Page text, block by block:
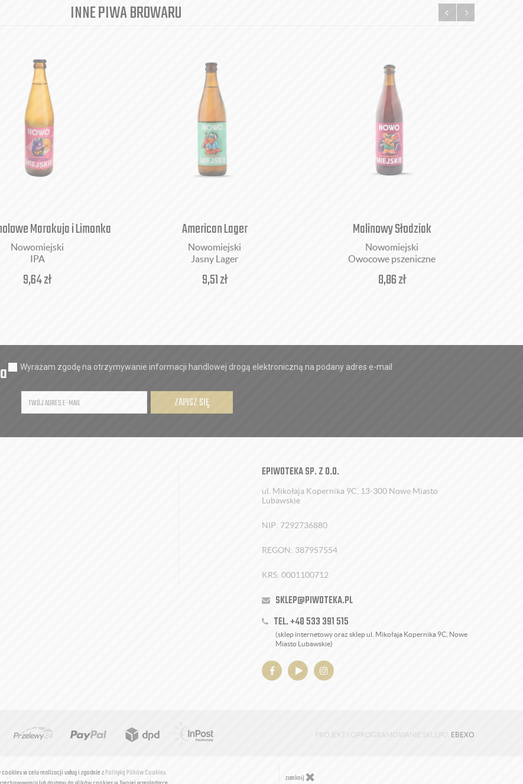
INNE PIWA BROWARU
Marakuja i Limonka
Nowomiejski
IPA
9,64zł
American Lager
Nowomiejski
Jasny Lager
9,51zł
Malinowy Słodziak
Nowomiejski
Owocowe pszeniczne
8,86zł
Wyrażam zgodę na otrzymywanie informacji handlowej drogą elektroniczną na podany adres e-mail
ZAPISZ SIĘ
EPIWOTEKA SP. Z O.O.
ul. Mikołaja Kopernika 9C, 13-300 Nowe Miasto
Lubawskie
NIP: 7292736880
REGON: 387957554
KRS: 0001100712
SKLEP@PIWOTEKA.PL
TEL. +48 533 391 515
(sklep internetowy oraz sklep ul. Mikołaja Kopernika 9C, Nowe
Miasto Lubawskie)
PROJEKT I OPROGRAMOWANIE SKLEPU: EBEXO
w celu realizacji usług i zgodnie zPolityką Plików Cookies
zamknij